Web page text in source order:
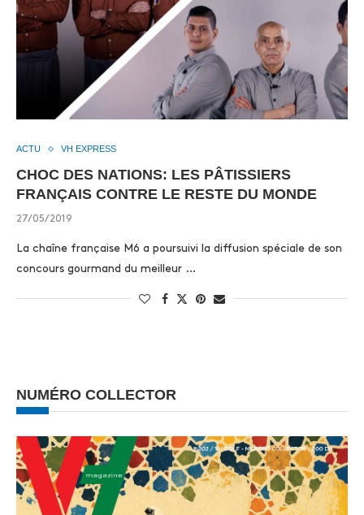
ACTU VH EXPRESS
CHOC DES NATIONS: LES PÂTISSIERS
FRANÇAIS CONTRE LE RESTE DU MONDE
27/05/2019
La chaîne française M6 a poursuivi la diffusion spéciale de son
concours gourmand du meilleur …
NUMÉRO COLLECTOR